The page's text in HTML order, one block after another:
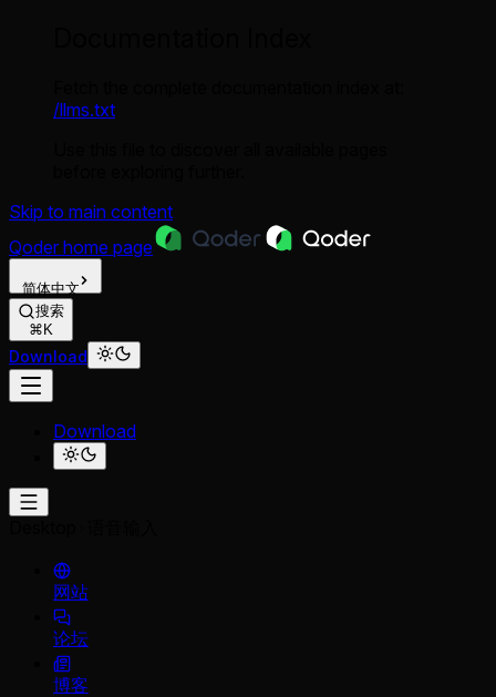
/llms.txt
Skip to main content
Qoder home page
简体中文
搜索
⌘K
Download
Download
网站
论坛
博客